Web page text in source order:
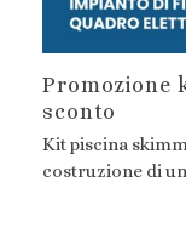
Promozione
sconto
Kit piscina
costruzione di